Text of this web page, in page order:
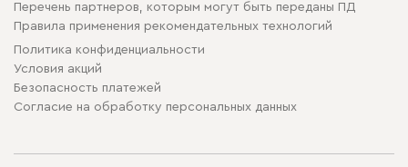
Перечень партнеров, которым могут быть переданы ПД
Правила применения рекомендательных технологий
Политика конфиденциальности
Условия акций
Безопасность платежей
Cогласие на обработку персональных данных